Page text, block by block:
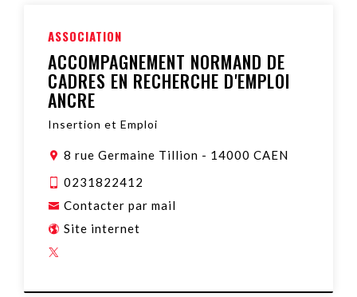
ASSOCIATION
ACCOMPAGNEMENT NORMAND DE
CADRES EN RECHERCHE D'EMPLOI
ANCRE
Insertion et Emploi
8 rue Germaine Tillion - 14000 CAEN
0231822412
Contacter par mail
Site internet